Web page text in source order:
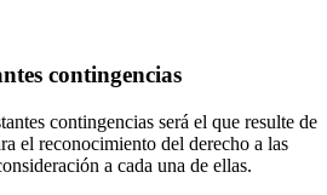
contingencias
contingencias será el que resulte de
el reconocimiento del derecho a las
a cada una de ellas.